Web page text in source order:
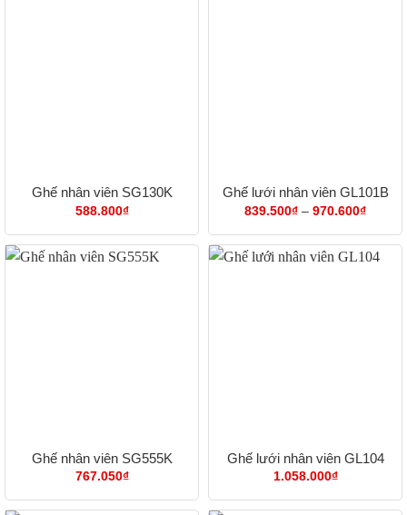
Ghế nhân viên SG130K
588.800₫
Ghế lưới nhân viên GL101B
839.500₫ – 970.600₫
từ
đến
Ghế nhân viên SG555K
767.050₫
Ghế lưới nhân viên GL104
1.058.000₫